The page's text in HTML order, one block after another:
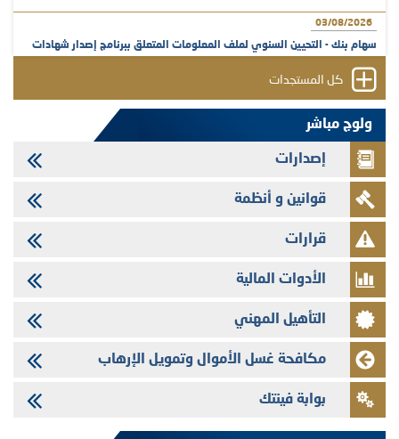
03/08/2026
سهام بنك - التحيين السنوي لملف المعلومات المتعلق ببرنامج إصدار شهادات
31/07/2026
VEOLIA ENVIRONNEMENT - تؤشر الهيئة المغربية لسوق الرساميل على
المنشور النهائي المتعلق بالزيادة في الرأسمال المخصصة لأجراء المجموعة
29/07/2026
وفابايل - التحيين السنوي لملف المعلومات المتعلق ببرنامج إصدار سندات
شركات التمويل
29/07/2026
تهنئة بمناسبة عيد العرش المجيد
29/07/2026
تنشر الهيئة المغربية لسوق الرساميل العدد الرابع عشر من مجلة سوق الرساميل
28/07/2026
Med Paper - تجاوز حد المساهمة 5%
24/07/2026
Saham Leasing - التحيين السنوي لملف المعلومات المتعلق ببرنامج إصدار
كل المستجدات
ولوج مباشر
إصدارات
قوانين و أنظمة
قرارات
الأدوات المالية
التأهيل المهني
مكافحة غسل الأموال وتمويل الإرهاب
بوابة فينتك